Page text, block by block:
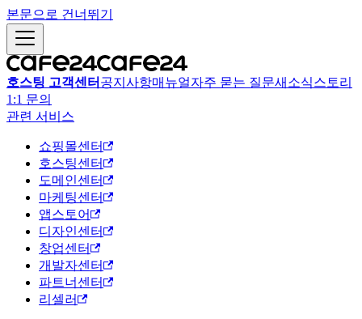
본문으로 건너뛰기
호스팅 고객센터 공지사항매뉴얼자주 묻는 질문새소식스토리
1:1 문의
관련 서비스
쇼핑몰센터
호스팅센터
도메인센터
마케팅센터
앱스토어
디자인센터
창업센터
개발자센터
파트너센터
리셀러